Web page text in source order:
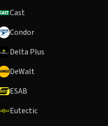
Cast
Condor
Delta Plus
DeWalt
ESAB
Eutectic